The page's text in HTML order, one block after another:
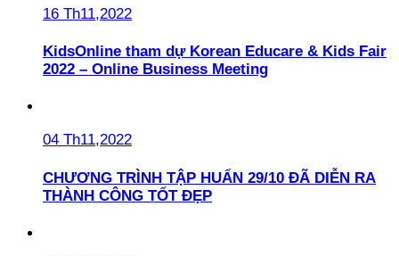
16 Th11,2022
KidsOnline tham dự Korean Educare & Kids Fair
2022 – Online Business Meeting
04 Th11,2022
CHƯƠNG TRÌNH TẬP HUẤN 29/10 ĐÃ DIỄN RA
THÀNH CÔNG TỐT ĐẸP